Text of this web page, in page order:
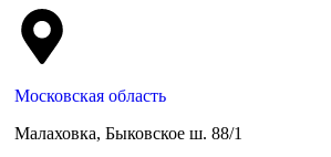
Московская область
Малаховка, Быковское ш. 88/1